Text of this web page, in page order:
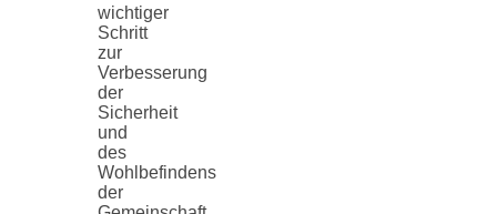
wichtiger
Schritt
zur
Verbesserung
der
Sicherheit
und
des
Wohlbefindens
der